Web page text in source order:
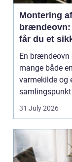
Montering af
brændeovn:
får du et
smukt
En brændeovn
mange både en
varmekilde og
samlingspunkt
hjemmet.
31 July 2026